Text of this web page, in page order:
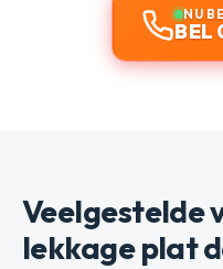
NU
BEL
Veelgestelde
lekkage plat